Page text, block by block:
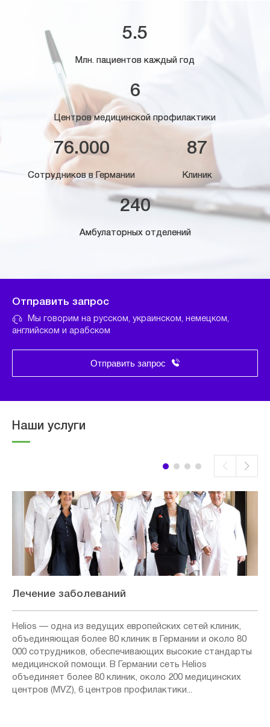
5.5
Млн. пациентов каждый год
6
Центров медицинской профилактики
76.000
Сотрудников в Германии
87
Клиник
240
Амбулаторных отделений
Отправить запрос
Мы говорим на русском, украинском, немецком,
английском и арабском
Отправить запрос
Наши услуги
Лечение заболеваний
Helios — одна из ведущих европейских сетей клиник,
объединяющая более 80 клиник в Германии и около 80
000 сотрудников, обеспечивающих высокие стандарты
медицинской помощи. В Германии сеть Helios
объединяет более 80 клиник, около 200 медицинских
центров (MVZ), 6 центров профилактики...